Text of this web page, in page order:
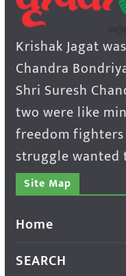
Krishak Jagat
Chandra
Shri Suresh
two were like
freedom
struggle
Site Map
Home
SEARCH